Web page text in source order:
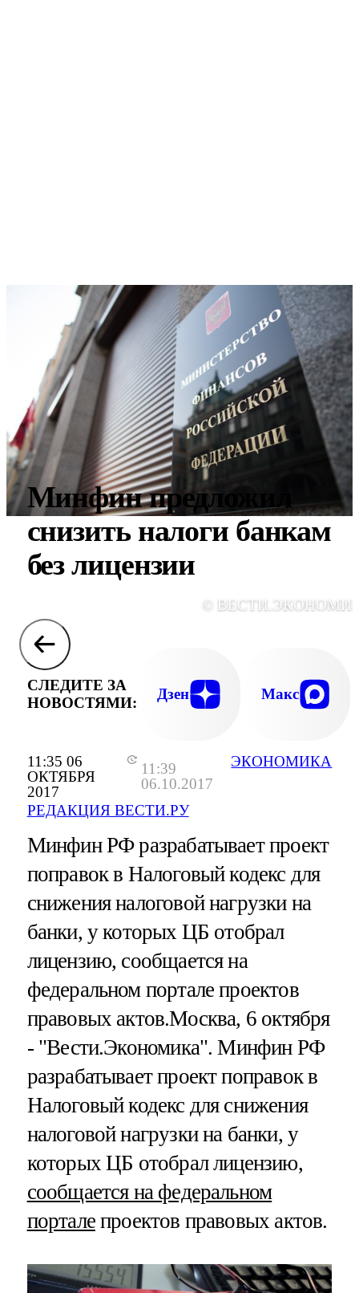
11:35 06
ОКТЯБРЯ
2017
11:39
06.10.2017
РЕДАКЦИЯ ВЕСТИ.РУ
ЭКОНОМИКА
Минфин предложил
снизить налоги банкам
без лицензии
©
СЛЕДИТЕ ЗА
НОВОСТЯМИ:
Дзен Макс
Минфин РФ разрабатывает проект
поправок в Налоговый кодекс для
снижения налоговой нагрузки на
банки, у которых ЦБ отобрал
лицензию, сообщается на
федеральном портале проектов
правовых актов.Москва, 6 октября
- "Вести.Экономика".Минфин РФ
разрабатывает проект поправок в
Налоговый кодекс для снижения
налоговой нагрузки на банки, у
которых ЦБ отобрал лицензию,
сообщается на федеральном
порталепроектов правовых актов.